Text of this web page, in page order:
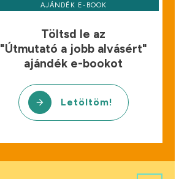
AJÁNDÉK E-BOOK
Töltsd le az
"Útmutató a jobb alvásért"
ajándék e-bookot
Letöltöm!